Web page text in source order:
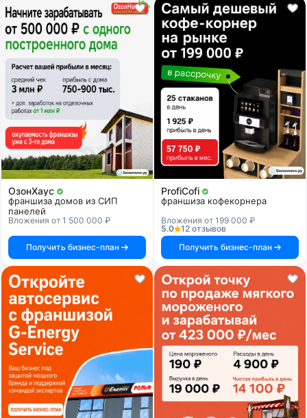
ОзонХаус
франшиза домов из СИП
панелей
Вложения от 1 500 000 ₽
Получить бизнес-план
ProfiCofi
франшиза кофекорнера
Вложения от 199 000 ₽
5.0
12 отзывов
Получить бизнес-план